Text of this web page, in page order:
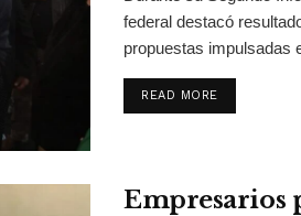
federal destacó
propuestas impulsadas
READ MOREDETAILS
Empresarios